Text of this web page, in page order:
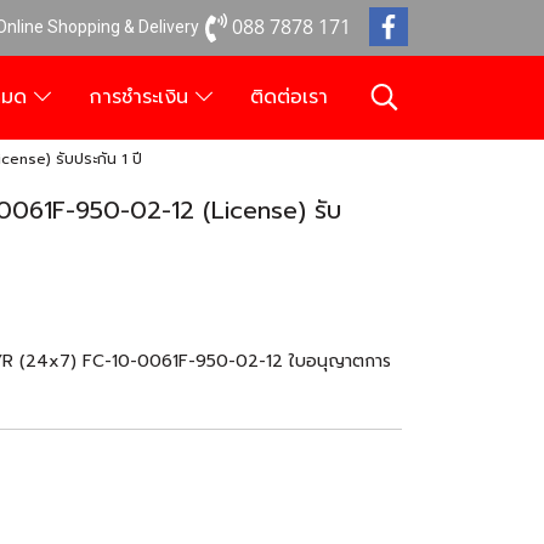
Shopping & Delivery 088 7878 171
ด การชำระเงิน ติดต่อเรา
รับประกัน 1 ปี
950-02-12 (License) รับ
(24x7) FC-10-0061F-950-02-12 ใบอนุญาตการ